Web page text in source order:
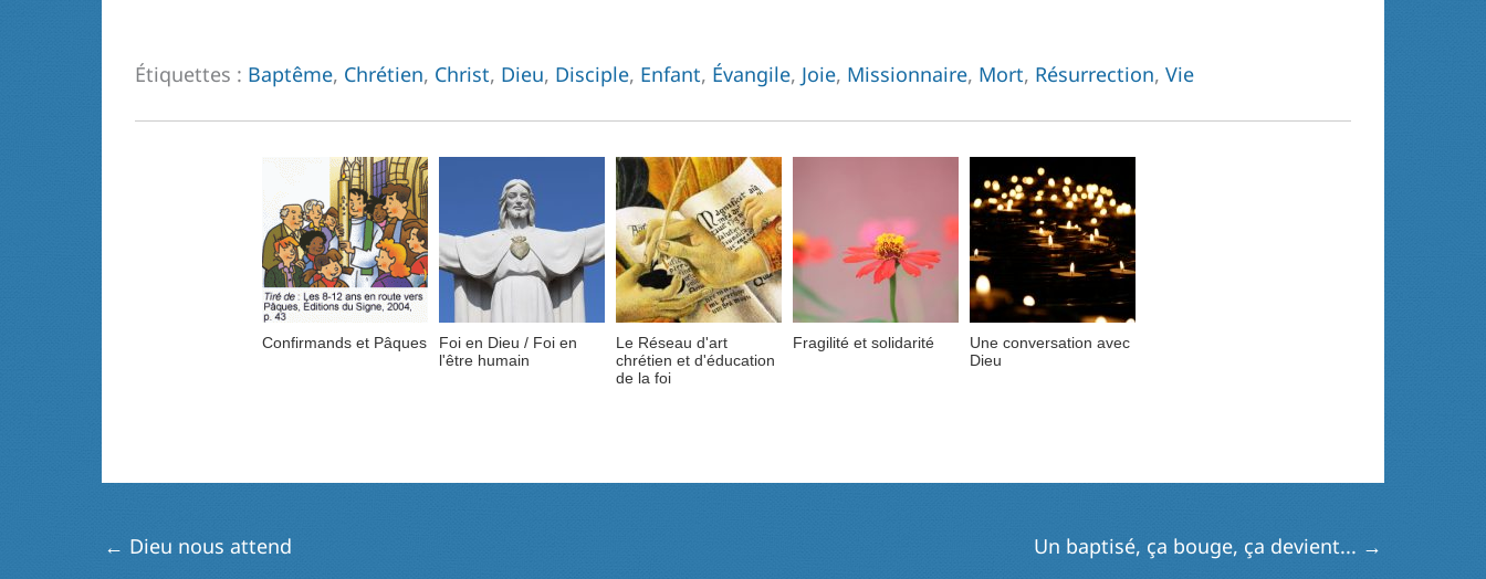
Étiquettes : Baptême, Chrétien, Christ, Dieu, Disciple, Enfant, Évangile, Joie, Missionnaire, Mort, Résurrection, Vie
Confirmands et Pâques
Foi en Dieu / Foi en
l'être humain
Le Réseau d'art
chrétien et d'éducation
de la foi
Fragilité et solidarité
Une conversation avec
Dieu
← Dieu nous attend Un baptisé, ça bouge, ça devient... →